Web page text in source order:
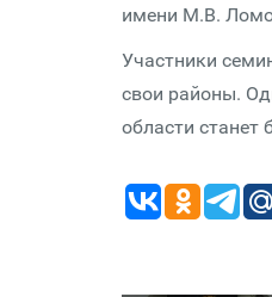
имени М.В.
Участники
свои районы.
области станет